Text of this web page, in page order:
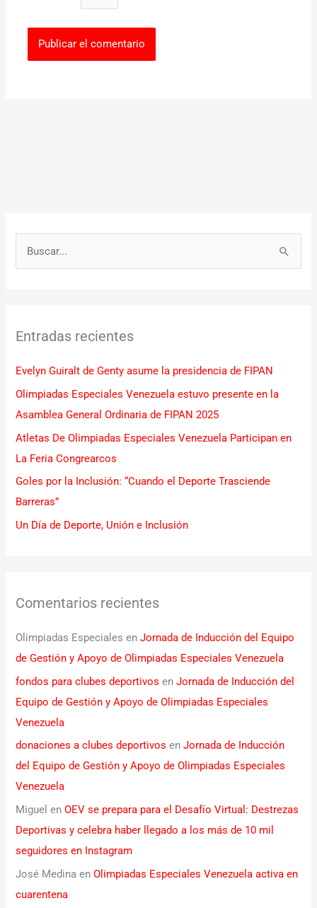
a
p
o
r
:
Entradas recientes
Evelyn Guiralt de Genty asume la presidencia de FIPAN
Olimpiadas Especiales Venezuela estuvo presente en la
Asamblea General Ordinaria de FIPAN 2025
Atletas De Olimpiadas Especiales Venezuela Participan en
La Feria Congrearcos
Goles por la Inclusión: “Cuando el Deporte Trasciende
Barreras”
Un Día de Deporte, Unión e Inclusión
Comentarios recientes
Olimpiadas Especiales enJornada de Inducción del Equipo
de Gestión y Apoyo de Olimpiadas Especiales Venezuela
fondos para clubes deportivos enJornada de Inducción del
Equipo de Gestión y Apoyo de Olimpiadas Especiales
Venezuela
donaciones a clubes deportivos enJornada de Inducción
del Equipo de Gestión y Apoyo de Olimpiadas Especiales
Venezuela
Miguel enOEV se prepara para el Desafío Virtual: Destrezas
Deportivas y celebra haber llegado a los más de 10 mil
seguidores en Instagram
José Medina enOlimpiadas Especiales Venezuela activa en
cuarentena